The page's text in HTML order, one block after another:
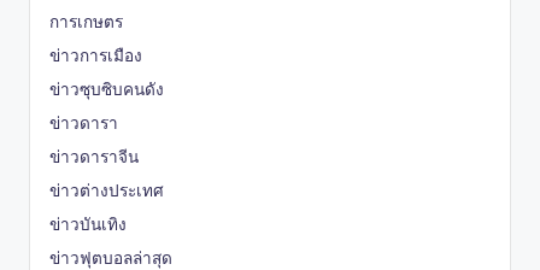
การเกษตร
ข่าวการเมือง
ข่าวซุบซิบคนดัง
ข่าวดารา
ข่าวดาราจีน
ข่าวต่างประเทศ
ข่าวบันเทิง
ข่าวฟุตบอลล่าสุด